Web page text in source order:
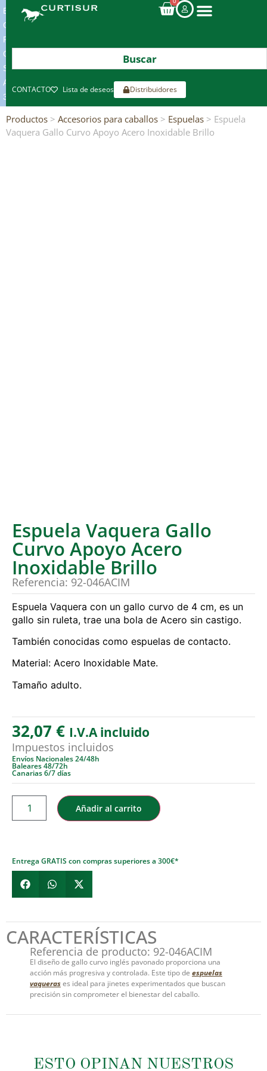
ENVIOS
GRATIS
POR
COMPRAS
SUPERIORES
A
300€*
CONTACTO Lista de deseos Distribuidores
Productos > Accesorios para caballos > Espuelas > Espuela
Vaquera Gallo Curvo Apoyo Acero Inoxidable Brillo
Espuela Vaquera Gallo
Curvo Apoyo Acero
Inoxidable Brillo
Referencia: 92-046ACIM
Espuela Vaquera con un gallo curvo de 4 cm, es un
gallo sin ruleta, trae una bola de Acero sin castigo.
También conocidas como espuelas de contacto.
Material: Acero Inoxidable Mate.
Tamaño adulto.
32,07 € I.V.A incluido
Impuestos incluidos
Envíos Nacionales 24/48h
Baleares 48/72h
Canarias 6/7 días
Añadir al carrito
Entrega GRATIS con compras superiores a 300€*
CARACTERÍSTICAS
Referencia de producto: 92-046ACIM
El diseño de gallo curvo inglés pavonado proporciona una
acción más progresiva y controlada. Este tipo de espuelas
vaquerases ideal para jinetes experimentados que buscan
precisión sin comprometer el bienestar del caballo.
ESTO OPINAN NUESTROS